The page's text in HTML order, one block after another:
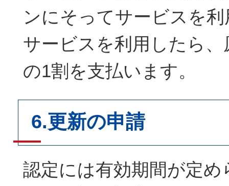
ンにそってサービスを
サービスを利用したら
の1割を支払います。
6.更新の申請
認定には有効期間が定